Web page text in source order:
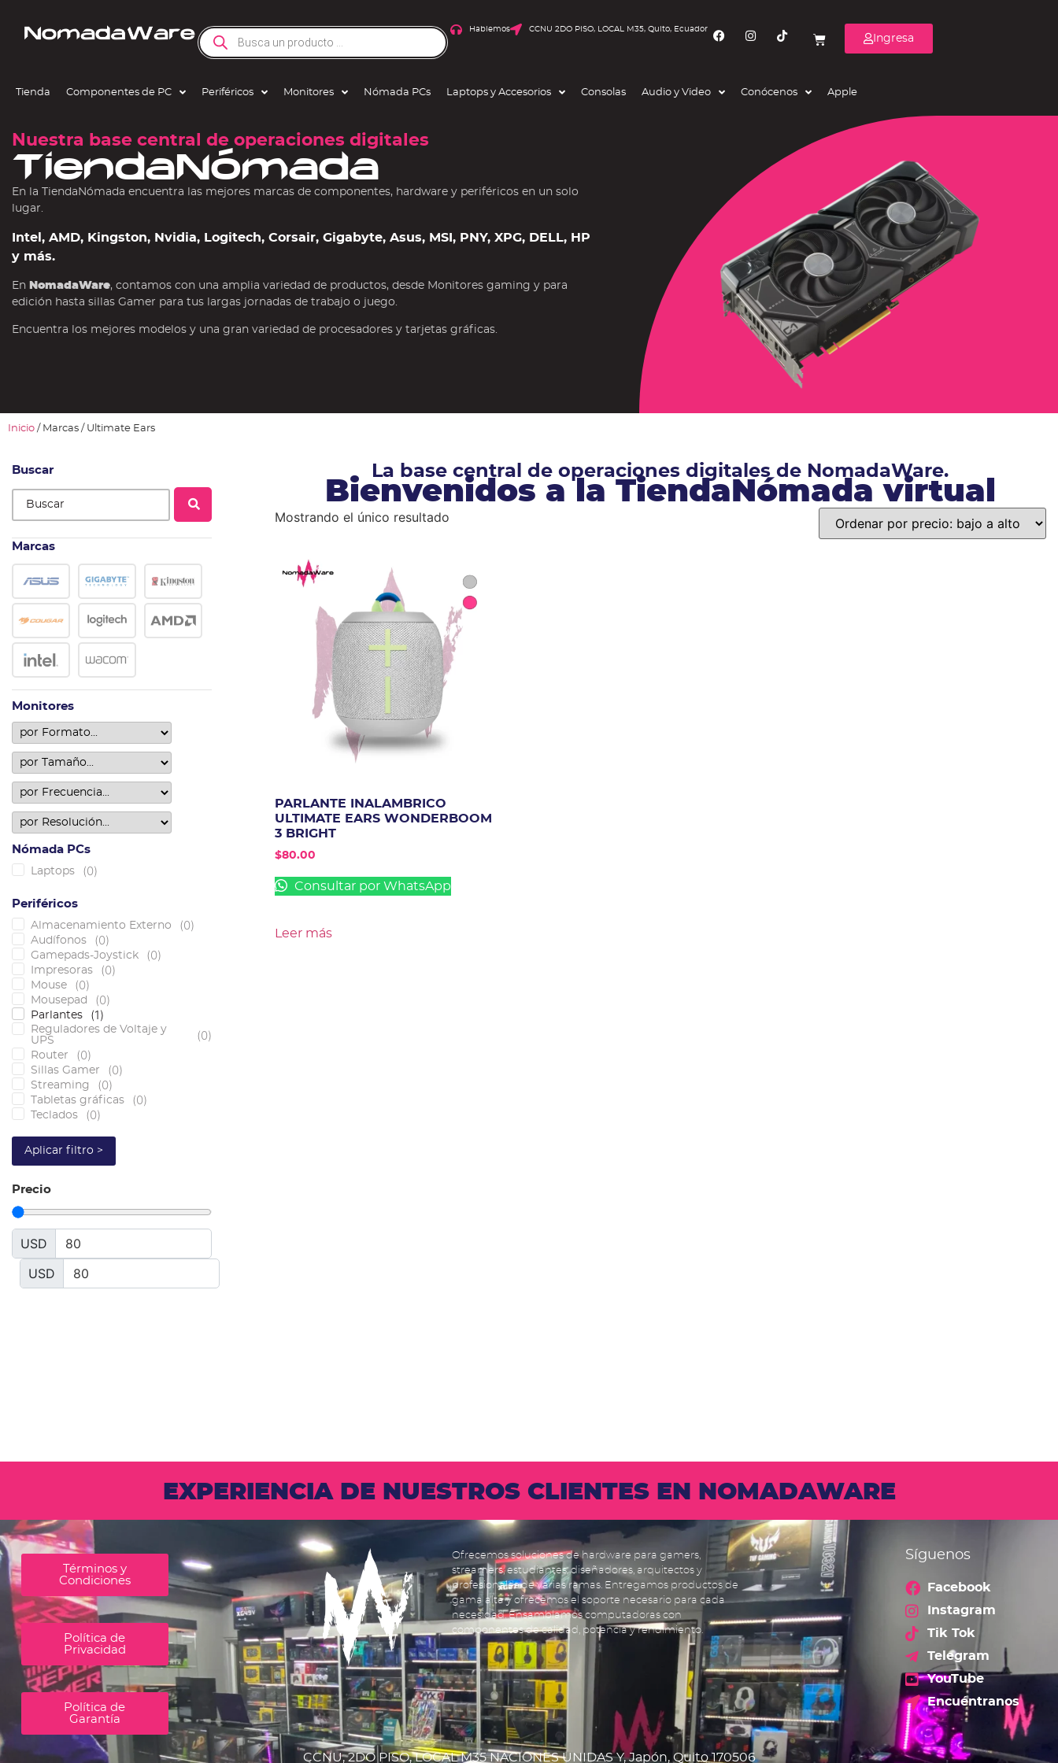
Hablemos CCNU 2DO PISO, LOCAL M35, Quito, Ecuador
Ingresa
Tienda Componentes de PC Periféricos Monitores Nómada PCs Laptops y Accesorios Consolas Audio y Video Conócenos Apple
Nuestra base central de operaciones digitales
TiendaNómada
En la TiendaNómada encuentra las mejores marcas de componentes, hardware y periféricos en un solo
lugar.
Intel, AMD, Kingston, Nvidia, Logitech, Corsair, Gigabyte, Asus, MSI, PNY, XPG, DELL, HP
y más.
En NomadaWare, contamos con una amplia variedad de productos, desde Monitores gaming y para
edición hasta sillas Gamer para tus largas jornadas de trabajo o juego.
Encuentra los mejores modelos y una gran variedad de procesadores y tarjetas gráficas.
Inicio / Marcas / Ultimate Ears
Buscar
Marcas
Monitores
Nómada PCs
Laptops (0)
Periféricos
Almacenamiento Externo (0)
Audífonos (0)
Gamepads-Joystick (0)
Impresoras (0)
Mouse (0)
Mousepad (0)
Parlantes (1)
Reguladores de Voltaje y
UPS
(0)
Router (0)
Sillas Gamer (0)
Streaming (0)
Tabletas gráficas (0)
Teclados (0)
Aplicar filtro >
Precio
USD
USD
La base central de operaciones digitales de NomadaWare.
Bienvenidos a la TiendaNómada virtual
Mostrando el único resultado
PARLANTE INALAMBRICO
ULTIMATE EARS WONDERBOOM
3 BRIGHT
$80.00
Consultar por WhatsApp
Leer más
EXPERIENCIA DE NUESTROS CLIENTES EN NOMADAWARE
Términos y
Condiciones
Política de
Privacidad
Política de
Garantía
Ofrecemos soluciones de hardware para gamers,
streamers, estudiantes, diseñadores, arquitectos y
profesionales de varias ramas. Entregamos productos de
gama alta y ofrecemos el soporte necesario para cada
necesidad. Ensamblamos computadoras con
componentes de calidad, potencia y rendimiento.
Síguenos
Facebook
Instagram
Tik Tok
Telegram
YouTube
Encuéntranos
CCNU, 2DO PISO, LOCAL M35 NACIONES UNIDAS Y, Japón, Quito 170506